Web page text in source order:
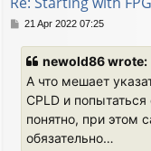
P21 Apr 2022 07:25
newold86 wrote:
А что мешает
CPLD и
понятно, при этом
обязательно…